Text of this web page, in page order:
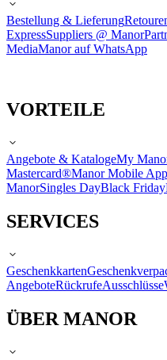
Bestellung & Lieferung
ExpressSuppliers @ Manor
MediaManor auf WhatsApp
VORTEILE
Angebote & KatalogeMy
Mastercard®Manor Mobile App
ManorSingles DayBlack Friday
SERVICES
Geschenkkarten
AngeboteRückrufeAusschlüsse
ÜBER MANOR